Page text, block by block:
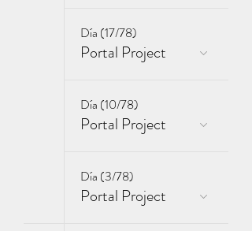
Día (17/78)
Portal Project
Día (10/78)
Portal Project
Día (3/78)
Portal Project